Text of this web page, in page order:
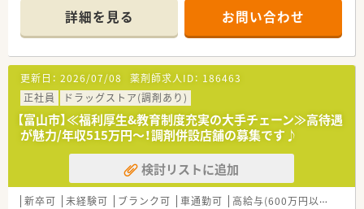
頑張り次第で高給与も可能！
■経験や勤務コースによりますが、経験の少ない方でも500万前
半スタートと業界TOP水準！
■職種や職域に合わせ、豊富な社内研修や外部組織と連携した研
修を用意されています
■薬剤師が中心の会社だからこそ活躍できるキャリアパスが多
種多様に用意されています。
■店舗拡大に伴い、エリアマネジャーや営業部長等のマネジメン
トのポジションも増えます。
■在宅や教育等の専門性を活かせるスペシャリストを目指すこ
とも可能です。
■その他にも、管理部門や商品部門等の本社スタッフなど活動領
域は多種多様です。
■在宅実施店舗は年々増加しており、在宅医療へもしっかりと関
詳細を見る お問い合わせ
更新日： 2026/07/08 薬剤師求人ID： 186463
正社員
ドラッグストア(調剤あり)
【富山市】≪福利厚生&教育制度充実の大手チェーン≫高待遇
が魅力/年収515万円～！調剤併設店舗の募集です♪
検討リストに追加
新卒可 未経験可 ブランク可 車通勤可 高給与(600万円以上)